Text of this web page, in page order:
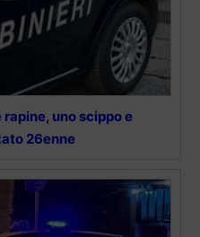
uno scippo e
26enne